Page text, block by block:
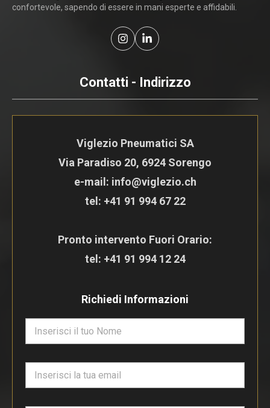
confortevole, sapendo di essere in mani esperte e affidabili.
Contatti - Indirizzo
Viglezio Pneumatici SA
Via Paradiso 20, 6924 Sorengo
e-mail: info@viglezio.ch
tel: +41 91 994 67 22
Pronto intervento Fuori Orario:
tel: +41 91 994 12 24
Richiedi Informazioni
m
a